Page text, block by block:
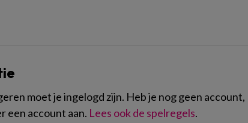
moet je ingelogd zijn. Heb je nog geen account,
een account aan. Lees ook de spelregels.